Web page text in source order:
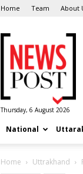
Home Team About
Post
Thursday, 6 August 2026
National
Home Uttrakhand